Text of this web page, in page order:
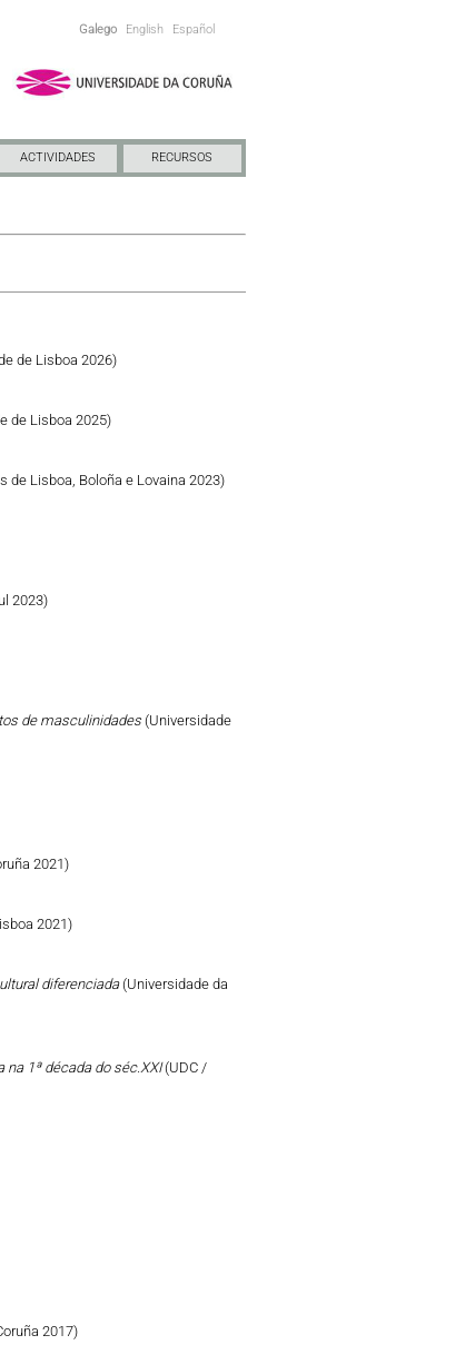
Galego English Español
ACTIVIDADES RECURSOS
de Lisboa 2026)
de Lisboa 2025)
de Lisboa, Boloña e Lovaina 2023)
2023)
de masculinidades (Universidade
2021)
2021)
diferenciada(Universidade da
1ª década do séc.XXI(UDC /
2017)